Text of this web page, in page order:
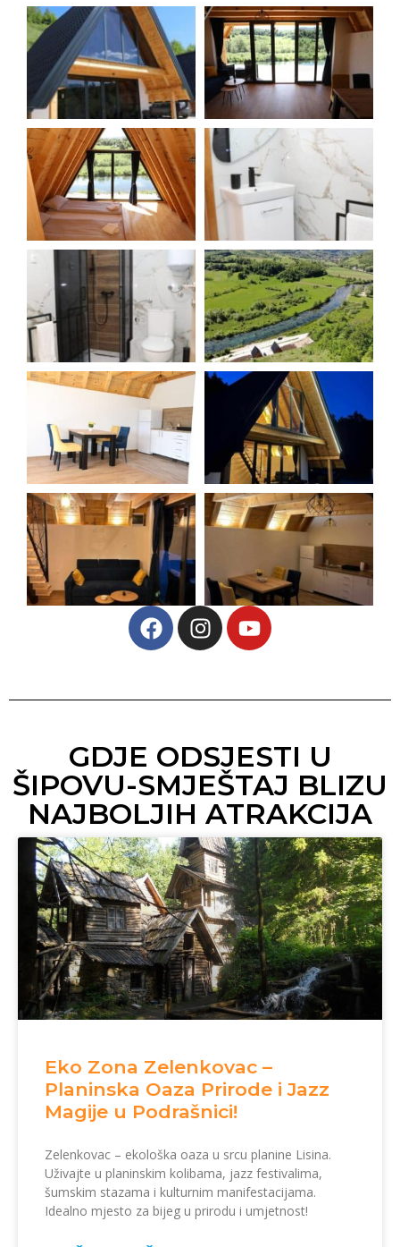
GDJE ODSJESTI U
ŠIPOVU-SMJEŠTAJ BLIZU
NAJBOLJIH ATRAKCIJA
Eko Zona Zelenkovac –
Planinska Oaza Prirode i Jazz
Magije u Podrašnici!
Zelenkovac – ekološka oaza u srcu planine Lisina.
Uživajte u planinskim kolibama, jazz festivalima,
šumskim stazama i kulturnim manifestacijama.
Idealno mjesto za bijeg u prirodu i umjetnost!